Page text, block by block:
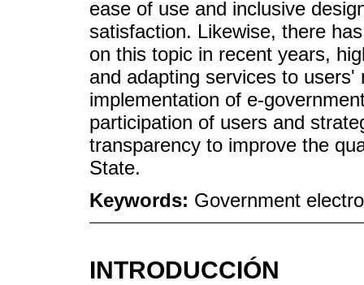
ease of use and inclusive
satisfaction. Likewise, there
on this topic in recent years,
and adapting services to
implementation of e-
participation of users and
transparency to improve the
State.
Keywords: Government
INTRODUCCIÓN